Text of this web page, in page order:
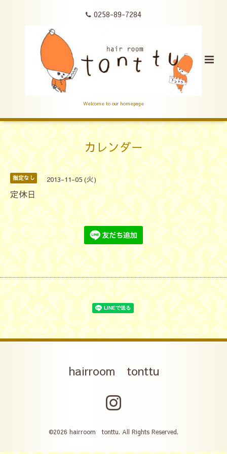
0258-89-7284
Welcome to our homepage
カレンダー
指定なし 2013-11-05 (火)
定休日
hairroom tonttu
©2026 hairroom tonttu. All Rights Reserved.